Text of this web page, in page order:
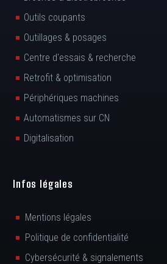
Outils coupants
Outillages & posages
Centre d'essais & recherche
Retrofit & optimisation
Périphériques machines
Automatismes sur CN
Digitalisation
Infos légales
Mentions légales
Politique de confidentialité
Cybersécurité & signalements